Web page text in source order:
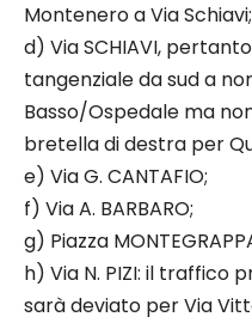
Montenero a Via Schiavi;
d) Via SCHIAVI,
tangenziale da sud a
Basso/Ospedale ma
bretella di destra per
e) Via G. CANTAFIO;
f) Via A. BARBARO;
g) Piazza
h) Via N. PIZI: il traffico
sarà deviato per Via